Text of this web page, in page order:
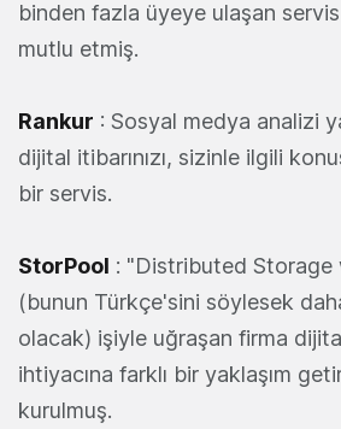
binden fazla üyeye ulaşan servis
mutlu etmiş.
Rankur : Sosyal medya analizi
dijital itibarınızı, sizinle ilgili
bir servis.
StorPool : "Distributed
(bunun Türkçe'sini söylesek
olacak) işiyle uğraşan firma
ihtiyacına farklı bir yaklaşım
kurulmuş.